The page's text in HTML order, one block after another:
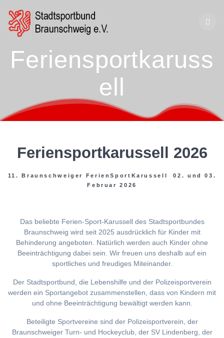
Feriensportkaruss
ell
Feriensportkarussell 2026
11. Braunschweiger FerienSportKarussell 02. und 03.
Februar 2026
Das beliebte Ferien-Sport-Karussell des Stadtsportbundes
Braunschweig wird seit 2025 ausdrücklich für Kinder mit
Behinderung angeboten. Natürlich werden auch Kinder ohne
Beeinträchtigung dabei sein. Wir freuen uns deshalb auf ein
sportliches und freudiges Miteinander.
Der Stadtsportbund, die Lebenshilfe und der Polizeisportverein
werden ein Sportangebot zusammenstellen, dass von Kindern mit
und ohne Beeinträchtigung bewältigt werden kann.
Beteiligte Sportvereine sind der Polizeisportverein, der
Braunschweiger Turn- und Hockeyclub, der SV Lindenberg, der